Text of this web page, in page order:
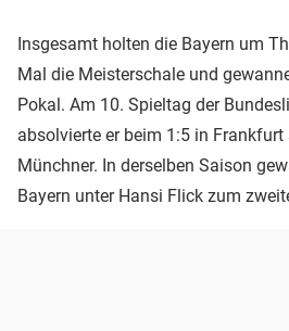
Insgesamt holten die Bayern um
Mal die Meisterschale und
Pokal. Am 10. Spieltag der
absolvierte er beim 1:5 in
Münchner. In derselben Saison
Bayern unter Hansi Flick zum